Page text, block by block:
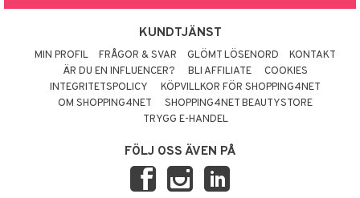
KUNDTJÄNST
MIN PROFIL FRÅGOR & SVAR GLÖMT LÖSENORD
KONTAKT
ÄR DU EN INFLUENCER?
BLI AFFILIATE
COOKIES
INTEGRITETSPOLICY
KÖPVILLKOR FÖR SHOPPING4NET
OM SHOPPING4NET
SHOPPING4NET BEAUTYSTORE
TRYGG E-HANDEL
FÖLJ OSS ÄVEN PÅ